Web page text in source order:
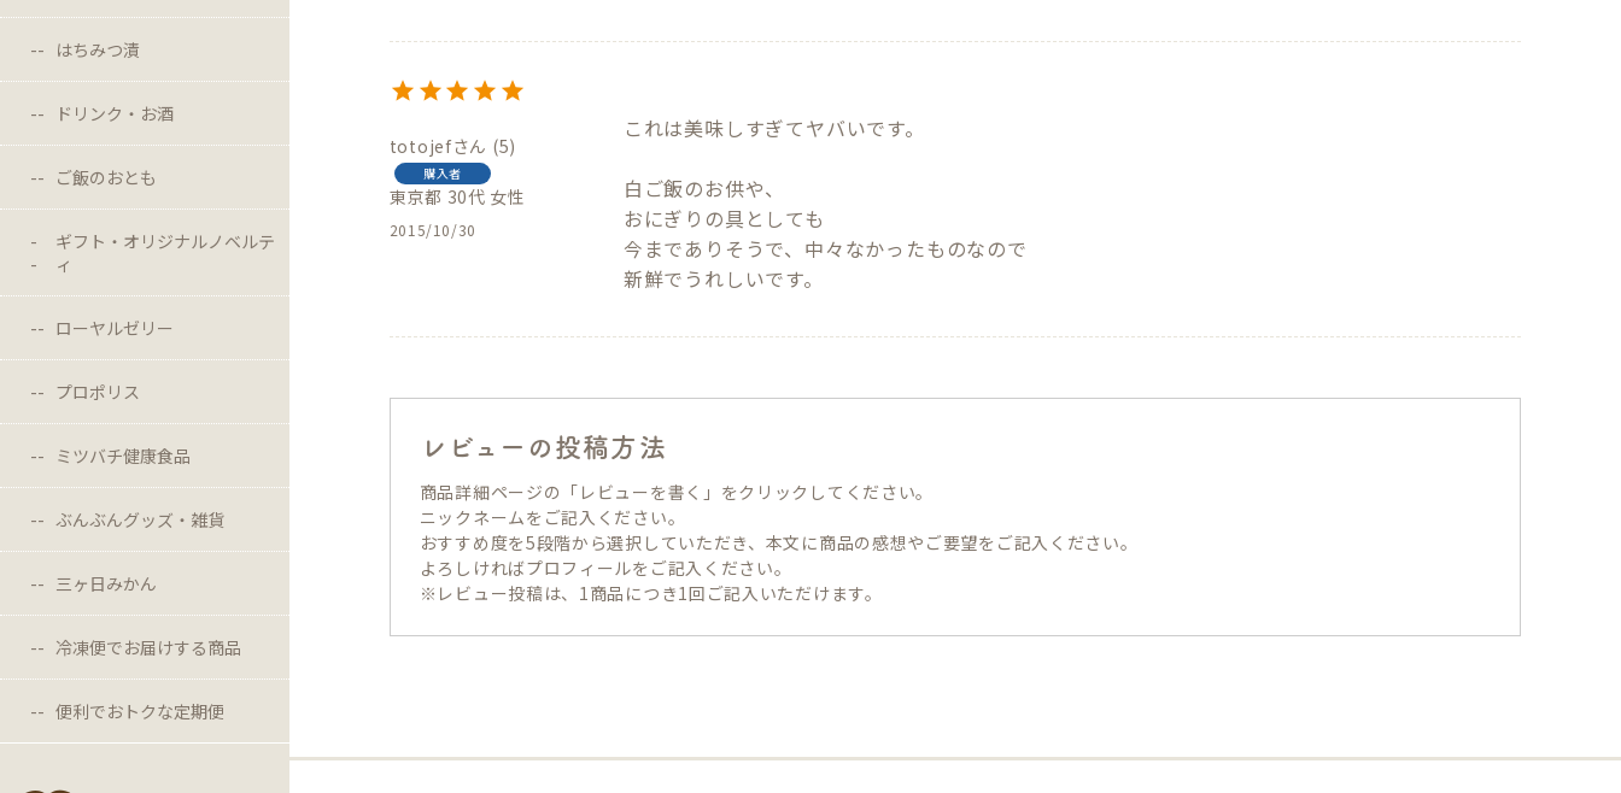
はちみつ漬
ドリンク・お酒
ご飯のおとも
ギフト・オリジナルノベルテ
ィ
ローヤルゼリー
プロポリス
ミツバチ健康食品
ぶんぶんグッズ・雑貨
三ヶ日みかん
冷凍便でお届けする商品
便利でおトクな定期便
totojef 5
購入者
東京都 30代 女性
2015/10/30
これは美味しすぎてヤバいです。
白ご飯のお供や、
おにぎりの具としても
今までありそうで、中々なかったものなので
レビューの投稿方法
商品詳細ページの「レビューを書く」をクリックしてください。
ニックネームをご記入ください。
おすすめ度を5段階から選択していただき、本文に商品の感想やご要望をご記入ください。
よろしければプロフィールをご記入ください。
※レビュー投稿は、1商品につき1回ご記入いただけます。